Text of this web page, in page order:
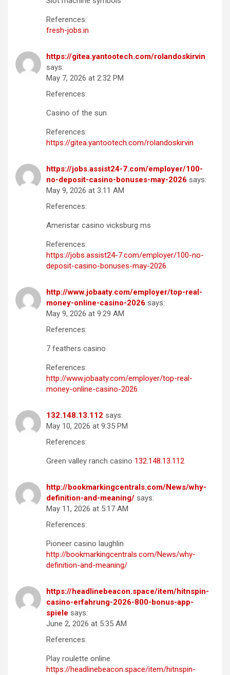
References:
fresh-jobs.in
https://gitea.yantootech.com/rolandoskirvin
says:
May 7, 2026 at 2:32 PM
References:
Casino of the sun
References:
https://gitea.yantootech.com/rolandoskirvin
https://jobs.assist24-7.com/employer/100-
no-deposit-casino-bonuses-may-2026 says:
May 9, 2026 at 3:11 AM
References:
Ameristar casino vicksburg ms
References:
https://jobs.assist24-7.com/employer/100-no-
deposit-casino-bonuses-may-2026
http://www.jobaaty.com/employer/top-real-
money-online-casino-2026 says:
May 9, 2026 at 9:29 AM
References:
7 feathers casino
References:
http://www.jobaaty.com/employer/top-real-
money-online-casino-2026
132.148.13.112 says:
May 10, 2026 at 9:35 PM
References:
Green valley ranch casino 132.148.13.112
http://bookmarkingcentrals.com/News/why-
definition-and-meaning/ says:
May 11, 2026 at 5:17 AM
References:
Pioneer casino laughlin
http://bookmarkingcentrals.com/News/why-
definition-and-meaning/
https://headlinebeacon.space/item/hitnspin-
casino-erfahrung-2026-800-bonus-app-
spiele says:
June 2, 2026 at 5:35 AM
References:
Play roulette online
https://headlinebeacon.space/item/hitnspin-